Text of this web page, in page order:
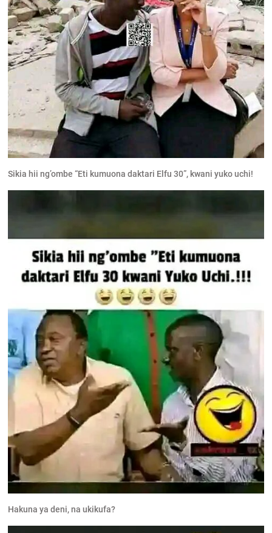
Sikia hii ng’ombe “Eti kumuona daktari Elfu 30”, kwani yuko uchi!
Hakuna ya deni, na ukikufa?